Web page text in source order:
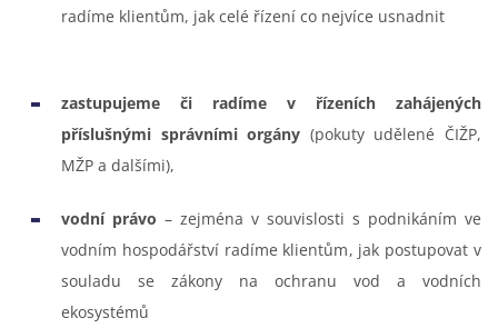
radíme klientům, jak celé řízení co nejvíce usnadnit
zastupujeme či radíme v řízeních zahájených
příslušnými správními orgány (pokuty udělené ČIŽP,
MŽP a dalšími),
vodní právo – zejména v souvislosti s podnikáním ve
vodním hospodářství radíme klientům, jak postupovat v
souladu se zákony na ochranu vod a vodních
ekosystémů